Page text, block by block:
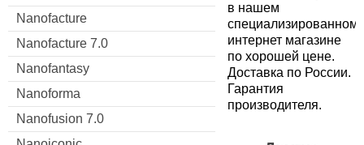
Nanofacture
Nanofacture 7.0
Nanofantasy
Nanoforma
Nanofusion 7.0
в нашем
специализированном
интернет магазине
по хорошей цене.
Доставка по России.
Гарантия
производителя.